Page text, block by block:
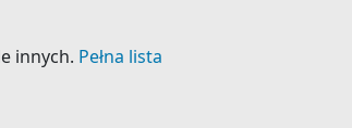
innych. Pełna lista